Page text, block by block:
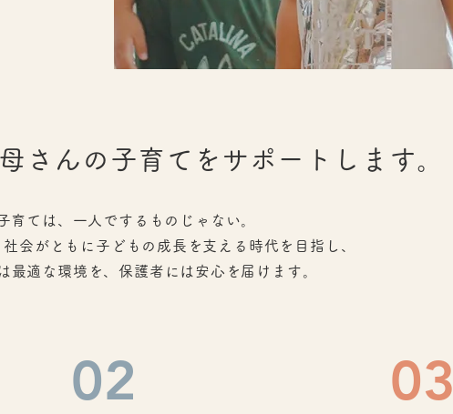
さんの子育てをサポートします。
育ては、一人でするものじゃない。
会がともに子どもの成長を支える時代を目指し、
最適な環境を、保護者には安心を届けます。
02 03